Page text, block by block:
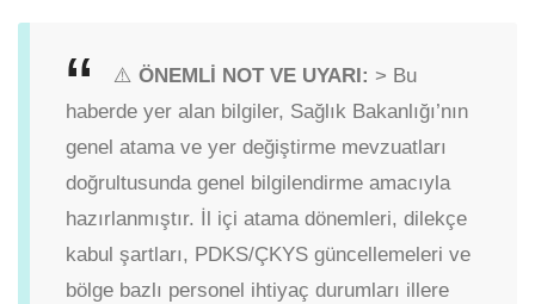
⚠️ ÖNEMLİ NOT VE UYARI: > Bu
haberde yer alan bilgiler, Sağlık Bakanlığı’nın
genel atama ve yer değiştirme mevzuatları
doğrultusunda genel bilgilendirme amacıyla
hazırlanmıştır. İl içi atama dönemleri, dilekçe
kabul şartları, PDKS/ÇKYS güncellemeleri ve
bölge bazlı personel ihtiyaç durumları illere